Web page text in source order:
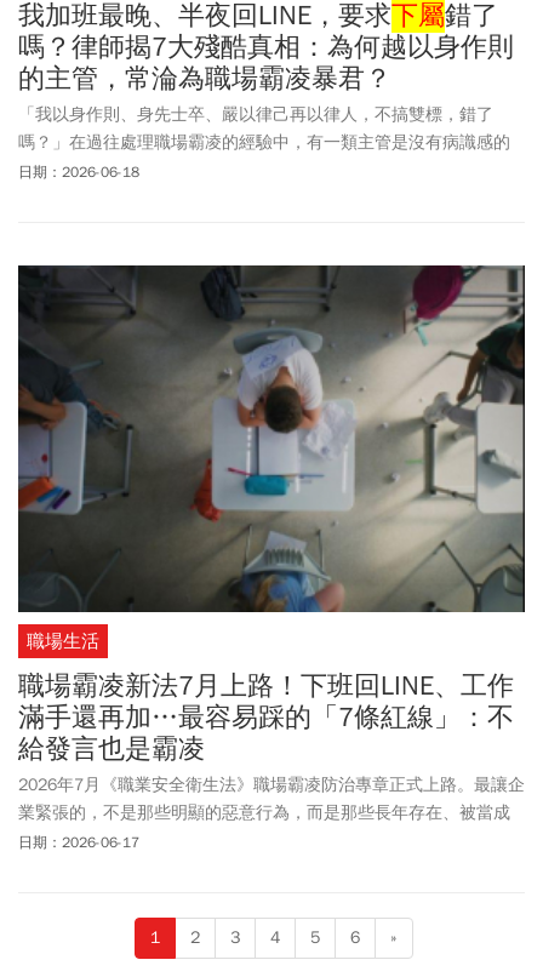
我加班最晚、半夜回LINE，要求下屬錯了
嗎？律師揭7大殘酷真相：為何越以身作則
的主管，常淪為職場霸凌暴君？
「我以身作則、身先士卒、嚴以律己再以律人，不搞雙標，錯了
嗎？」在過往處理職場霸凌的經驗中，有一類主管是沒有病識感的
高危險群。他們往往是公司的核心骨幹、拼命三郎，他們在辦公室
部門經常收到職場霸凌申訴的頭痛名單。
日期：2026-06-18
職場生活
職場霸凌新法7月上路！下班回LINE、工作
滿手還再加…最容易踩的「7條紅線」：不
給發言也是霸凌
2026年7月《職業安全衛生法》職場霸凌防治專章正式上路。最讓企
業緊張的，不是那些明顯的惡意行為，而是那些長年存在、被當成
「正常管理」的日常習慣。 7月1日倒數中，違規可處300萬元罰
日期：2026-06-17
1 2 3 4 5 6 »